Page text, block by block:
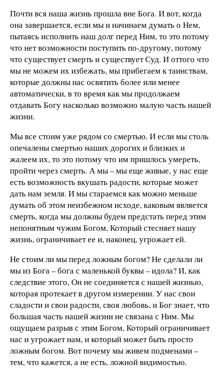
Почти вся наша жизнь прошла вне Бога. И вот, когда
она завершается, если мы и начинаем думать о Нем,
пытаясь исполнить наш долг перед Ним, то это потому
что нет возможности поступить по-другому, потому
что существует смерть и существует Суд. И оттого что
мы не можем их избежать, мы прибегаем к таинствам,
которые должны нас освятить более или менее
автоматически, в то время как мы продолжаем
отдавать Богу насколько возможно малую часть нашей
жизни.
Мы все стоим уже рядом со смертью. И если мы столь
опечалены смертью наших дорогих и близких и
жалеем их, то это потому что им пришлось умереть,
пройти через смерть. А мы – мы еще живые, у нас еще
есть возможность вкушать радости, которые может
дать нам земля. И мы стараемся как можно меньше
думать об этом неизбежном исходе, каковым является
смерть, когда мы должны будем предстать перед этим
непонятным чужим Богом, Который стесняет нашу
жизнь, ограничивает ее и, наконец, угрожает ей.
Не стоим ли мы перед ложным богом? Не сделали ли
мы из Бога – бога с маленькой буквы – идола? И, как
следствие этого, Он не соединяется с нашей жизнью,
которая протекает в другом измерении. У нас свои
сладости и свои радости, своя любовь, и Бог знает, что
большая часть нашей жизни не связана с Ним. Мы
ощущаем разрыв с этим Богом, Который ограничивает
нас и угрожает нам, и который может быть просто
ложным богом. Вот почему мы живем подменами –
тем, что кажется, а не есть, ложной видимостью.